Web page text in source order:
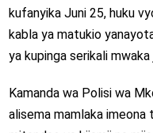
kufanyika Juni 25, huku
kabla ya matukio
ya kupinga serikali mwaka
Kamanda wa Polisi wa
alisema mamlaka imeona